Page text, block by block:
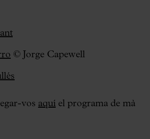
© Jorge Capewell
vos aquí el programa de mà